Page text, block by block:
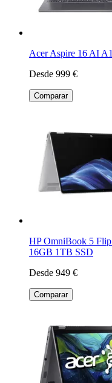
Acer Aspire 16 AI
Desde 999 €
Comparar
HP OmniBook 5
16GB 1TB SSD
Desde 949 €
Comparar